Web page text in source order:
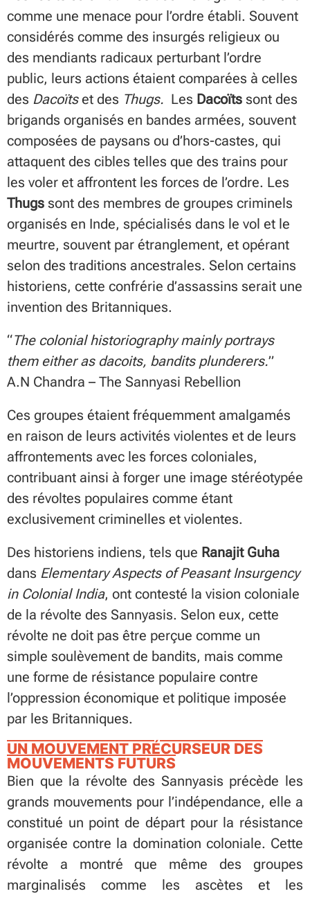
comme une menace pour l’ordre établi. Souvent
considérés comme des insurgés religieux ou
des mendiants radicaux perturbant l’ordre
public, leurs actions étaient comparées à celles
des Dacoïtset des Thugs. Les Dacoïts sont des
brigands organisés en bandes armées, souvent
composées de paysans ou d’hors-castes, qui
attaquent des cibles telles que des trains pour
les voler et affrontent les forces de l’ordre. Les
Thugs sont des membres de groupes criminels
organisés en Inde, spécialisés dans le vol et le
meurtre, souvent par étranglement, et opérant
selon des traditions ancestrales. Selon certains
historiens, cette confrérie d’assassins serait une
invention des Britanniques.
“The colonial historiography mainly portrays
them either as dacoits, bandits plunderers.”
A.N Chandra – The Sannyasi Rebellion​
Ces groupes étaient fréquemment amalgamés
en raison de leurs activités violentes et de leurs
affrontements avec les forces coloniales,
contribuant ainsi à forger une image stéréotypée
des révoltes populaires comme étant
exclusivement criminelles et violentes.
Des historiens indiens, tels que Ranajit Guha
dans Elementary Aspects of Peasant Insurgency
in Colonial India, ont contesté la vision coloniale
de la révolte des Sannyasis. Selon eux, cette
révolte ne doit pas être perçue comme un
simple soulèvement de bandits, mais comme
une forme de résistance populaire contre
l’oppression économique et politique imposée
par les Britanniques.
UN MOUVEMENT PRÉCURSEUR DES
MOUVEMENTS FUTURS
Bien que la révolte des Sannyasis précède les
grands mouvements pour l’indépendance, elle a
constitué un point de départ pour la résistance
organisée contre la domination coloniale. Cette
révolte a montré que même des groupes
marginalisés comme les ascètes et les